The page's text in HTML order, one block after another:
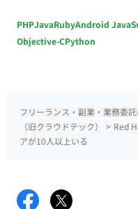
PHPJavaRubyAndroid Java
Objective-CPython
フリーランス・副業・業務委
（旧クラウドテック）
> Red
アが10人以上いる